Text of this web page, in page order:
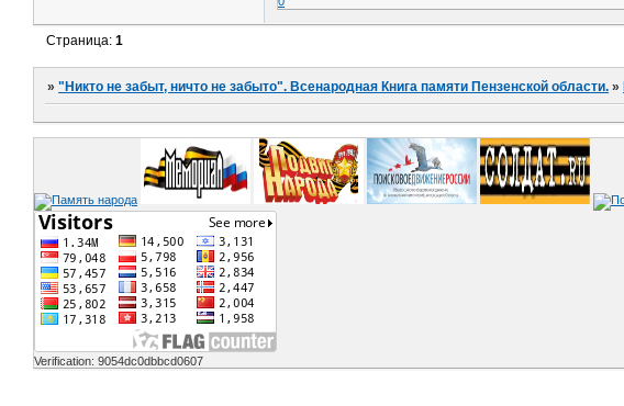
Страница:1
»"Никто не забыт, ничто не забыто". Всенародная Книга памяти Пензенской области. »
Verification: 9054dc0dbbcd0607